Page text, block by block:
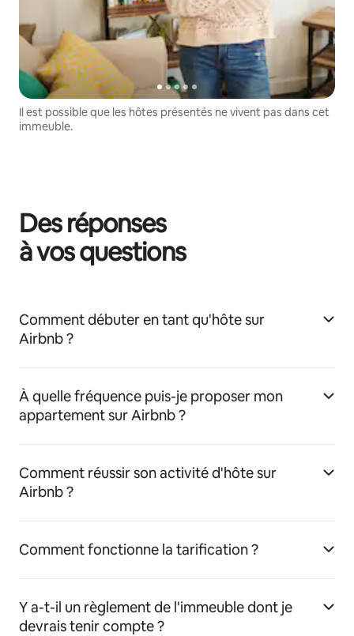
Il est possible que les hôtes présentés ne vivent pas dans cet
immeuble.
Des réponses
à vos questions
Comment débuter en tant qu'hôte sur
Airbnb ?
À quelle fréquence puis-je proposer mon
appartement sur Airbnb ?
Comment réussir son activité d'hôte sur
Airbnb ?
Comment fonctionne la tarification ?
Y a-t-il un règlement de l'immeuble dont je
devrais tenir compte ?